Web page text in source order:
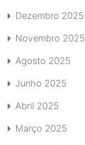
Dezembro 2025
Novembro 2025
Agosto 2025
Junho 2025
Abril 2025
Março 2025